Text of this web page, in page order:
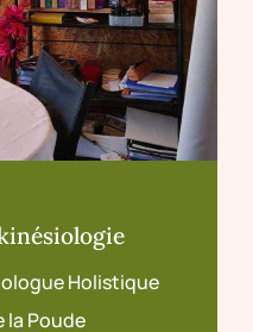
Holistique
la Poude